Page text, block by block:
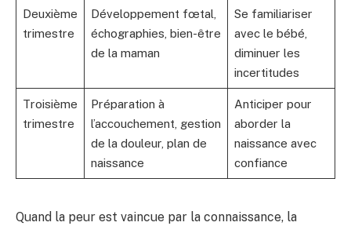
Deuxième
trimestre
Développement fœtal,
échographies, bien-être
de la maman
Se familiariser
avec le bébé,
diminuer les
incertitudes
Troisième
trimestre
Préparation à
l’accouchement, gestion
de la douleur, plan de
naissance
Anticiper pour
aborder la
naissance avec
confiance
Quand la peur est vaincue par la connaissance, la